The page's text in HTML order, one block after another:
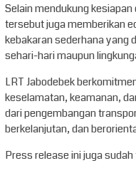
Selain mendukung
tersebut juga memberikan
kebakaran sederhana yang
sehari-hari maupun
LRT Jabodebek
keselamatan, keamanan,
dari pengembangan
berkelanjutan, dan
Press release ini juga